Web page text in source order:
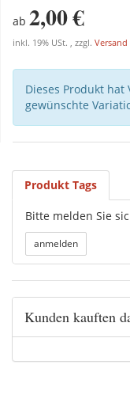
ab 2,00 €
inkl. 19% USt. , zzgl. Versand
Dieses Produkt
gewünschte
Produkt Tags
Bitte melden Sie
Kunden kauften